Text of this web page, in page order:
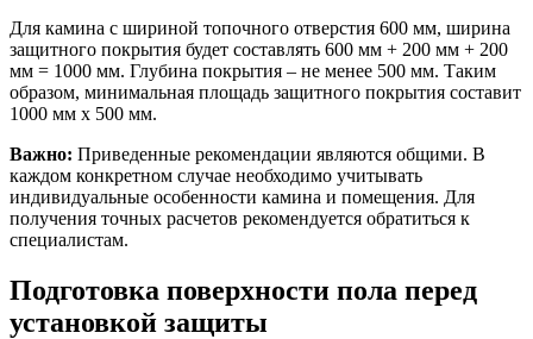
Для камина с шириной топочного отверстия 600 мм, ширина
защитного покрытия будет составлять 600 мм + 200 мм + 200
мм = 1000 мм. Глубина покрытия – не менее 500 мм. Таким
образом, минимальная площадь защитного покрытия составит
1000 мм x 500 мм.
Важно: Приведенные рекомендации являются общими. В
каждом конкретном случае необходимо учитывать
индивидуальные особенности камина и помещения. Для
получения точных расчетов рекомендуется обратиться к
специалистам.
Подготовка поверхности пола перед
установкой защиты